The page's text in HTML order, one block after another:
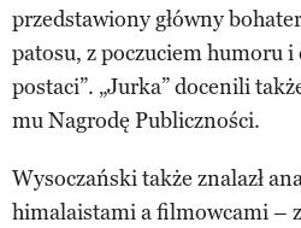
przedstawiony główny
patosu, z poczuciem humoru i
postaci”. „Jurka” docenili
mu Nagrodę Publiczności.
Wysoczański także znalazł
himalaistami a filmowcami –